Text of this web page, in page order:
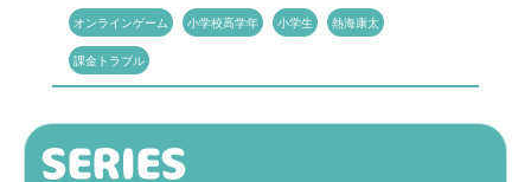
オンラインゲーム 小学校高学年 小学生 熱海康太
課金トラブル